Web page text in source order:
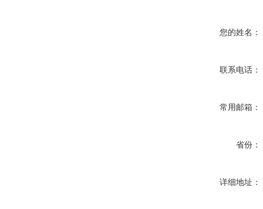
您的姓名：
联系电话：
常用邮箱：
省份：
详细地址：